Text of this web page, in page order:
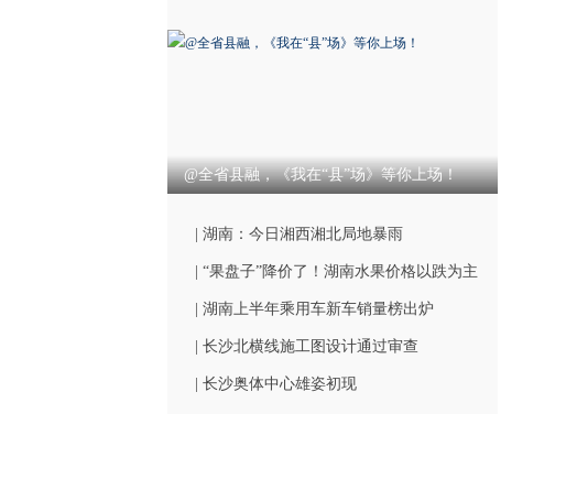
@全省县融，《我在“县”场》等你上场！
| 湖南：今日湘西湘北局地暴雨
| “果盘子”降价了！湖南水果价格以跌为主
| 湖南上半年乘用车新车销量榜出炉
| 长沙北横线施工图设计通过审查
| 长沙奥体中心雄姿初现